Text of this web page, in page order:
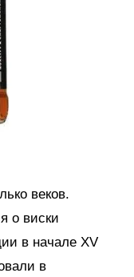
веков.
о виски
в начале XV
в